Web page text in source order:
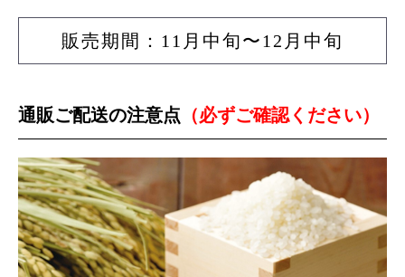
販売期間：11月中旬〜12月中旬
通販ご配送の注意点 （必ずご確認ください）